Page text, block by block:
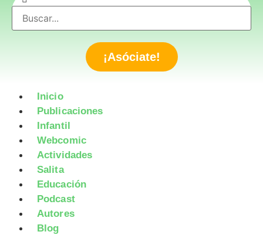
¡Asóciate!
Inicio
Publicaciones
Infantil
Webcomic
Actividades
Salita
Educación
Podcast
Autores
Blog